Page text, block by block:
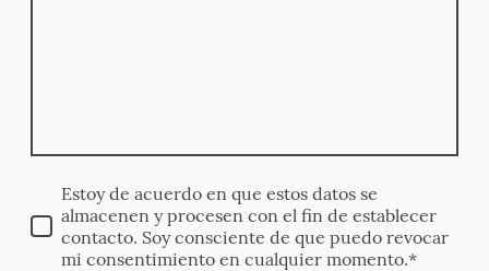
Estoy de acuerdo en que estos datos se
almacenen y procesen con el fin de establecer
contacto. Soy consciente de que puedo revocar
mi consentimiento en cualquier momento.*